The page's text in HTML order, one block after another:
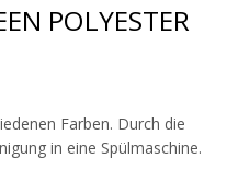
POLYESTER
Farben. Durch die
in eine Spülmaschine.